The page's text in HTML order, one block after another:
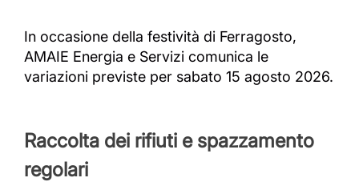
In occasione della festività di Ferragosto,
AMAIE Energia e Servizi comunica le
variazioni previste per sabato 15 agosto 2026.
Raccolta dei rifiuti e spazzamento
regolari